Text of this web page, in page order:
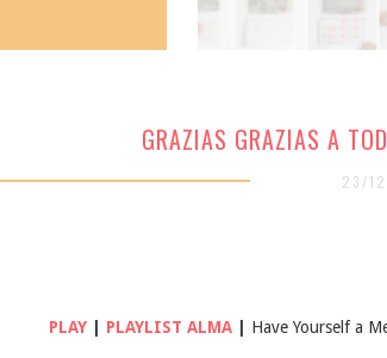
GRAZIAS GRAZIAS A
23/
PLAY PLAYLIST ALMA Have Yourself a